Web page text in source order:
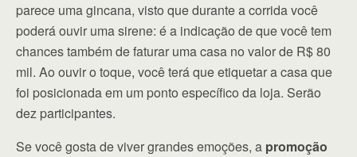
parece uma gincana, visto que durante a corrida você
poderá ouvir uma sirene: é a indicação de que você tem
chances também de faturar uma casa no valor de R$ 80
mil. Ao ouvir o toque, você terá que etiquetar a casa que
foi posicionada em um ponto específico da loja. Serão
dez participantes.
Se você gosta de viver grandes emoções, a promoção